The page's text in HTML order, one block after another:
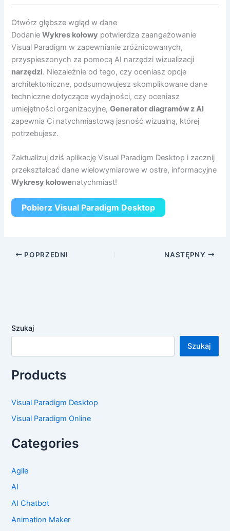
Otwórz głębsze wgląd w dane
DodanieWykres kołowy potwierdza zaangażowanie
Visual Paradigm w zapewnianie zróżnicowanych,
przyspieszonych za pomocą AI narzędzi wizualizacji
narzędzi. Niezależnie od tego, czy oceniasz opcje
architektoniczne, podsumowujesz skomplikowane dane
techniczne dotyczące wydajności, czy oceniasz
umiejętności organizacyjne,Generator diagramów z AI
zapewnia Ci natychmiastową jasność wizualną, której
potrzebujesz.
Zaktualizuj dziś aplikację Visual Paradigm Desktop i zacznij
przekształcać dane wielowymiarowe w ostre, informacyjne
Wykresy kołowenatychmiast!
Pobierz Visual Paradigm Desktop
POPRZEDNI NASTĘPNY
Szukaj
Szukaj
Products
Visual Paradigm Desktop
Visual Paradigm Online
Categories
Agile
AI
AI Chatbot
Animation Maker